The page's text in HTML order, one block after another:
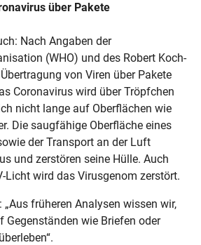
über Pakete
Nach Angaben der
(WHO) und des Robert Koch-
von Viren über Pakete
Coronavirus wird über Tröpfchen
nicht lange auf Oberflächen wie
Die saugfähige Oberfläche eines
der Transport an der Luft
und zerstören seine Hülle. Auch
Licht wird das Virusgenom zerstört.
„Aus früheren Analysen wissen wir,
Gegenständen wie Briefen oder